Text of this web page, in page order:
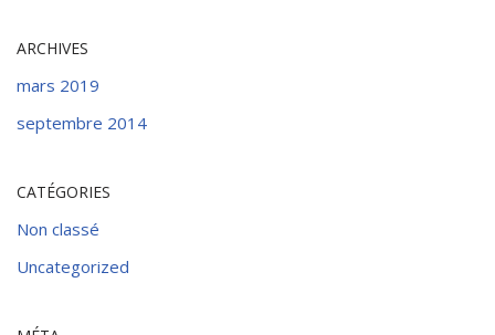
ARCHIVES
mars 2019
septembre 2014
CATÉGORIES
Non classé
Uncategorized